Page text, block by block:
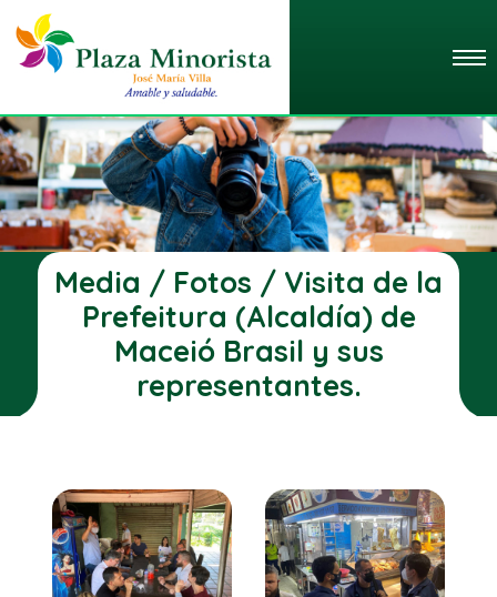
Media / Fotos / Visita de la
Prefeitura (Alcaldía) de
Maceió Brasil y sus
representantes.